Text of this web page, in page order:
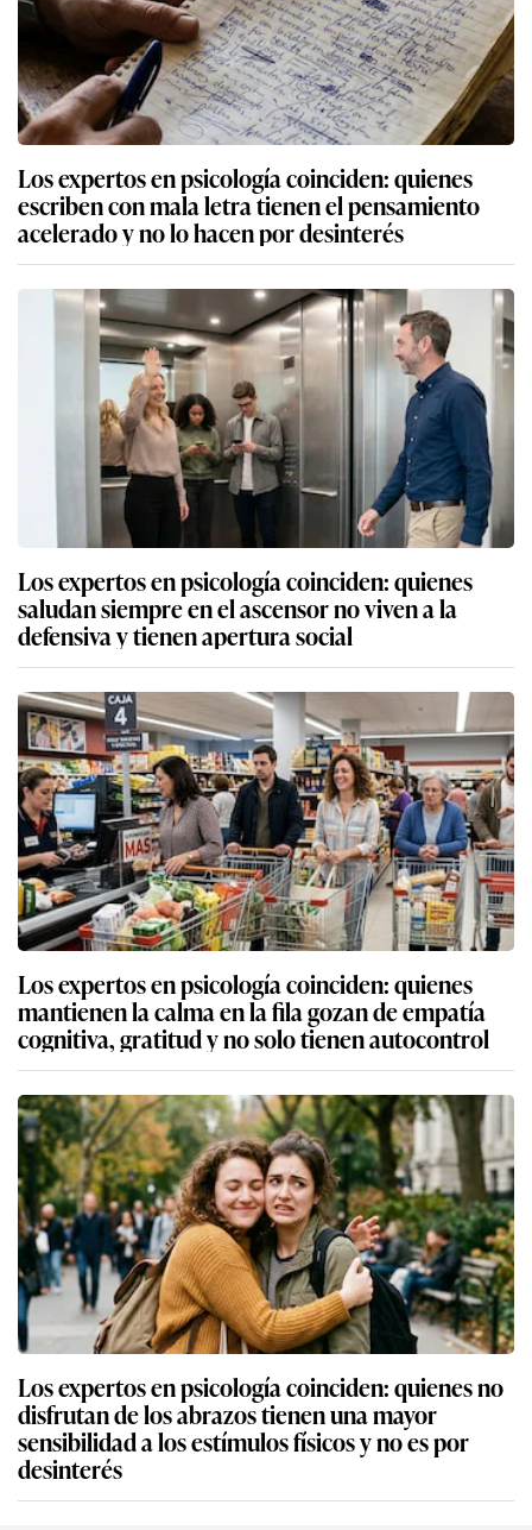
Los expertos en psicología coinciden: quienes
escriben con mala letra tienen el pensamiento
acelerado y no lo hacen por desinterés
Los expertos en psicología coinciden: quienes
saludan siempre en el ascensor no viven a la
defensiva y tienen apertura social
Los expertos en psicología coinciden: quienes
mantienen la calma en la fila gozan de empatía
cognitiva, gratitud y no solo tienen autocontrol
Los expertos en psicología coinciden: quienes no
disfrutan de los abrazos tienen una mayor
sensibilidad a los estímulos físicos y no es por
desinterés